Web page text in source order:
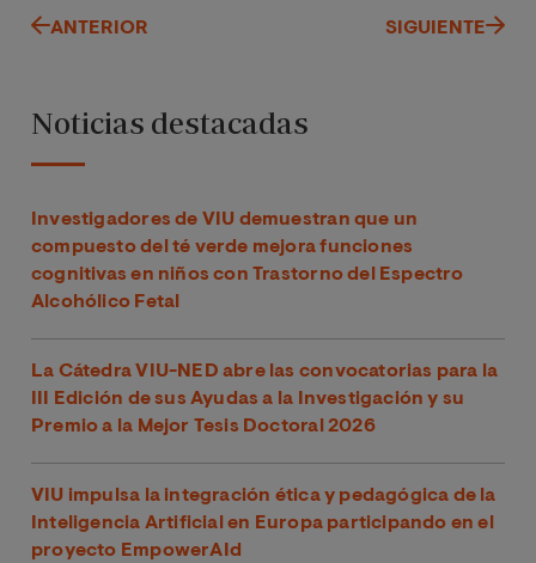
ANTERIOR SIGUIENTE
Noticias destacadas
Investigadores de VIU demuestran que un
compuesto del té verde mejora funciones
cognitivas en niños con Trastorno del Espectro
Alcohólico Fetal
La Cátedra VIU-NED abre las convocatorias para la
III Edición de sus Ayudas a la Investigación y su
Premio a la Mejor Tesis Doctoral 2026
VIU impulsa la integración ética y pedagógica de la
Inteligencia Artificial en Europa participando en el
proyecto EmpowerAId